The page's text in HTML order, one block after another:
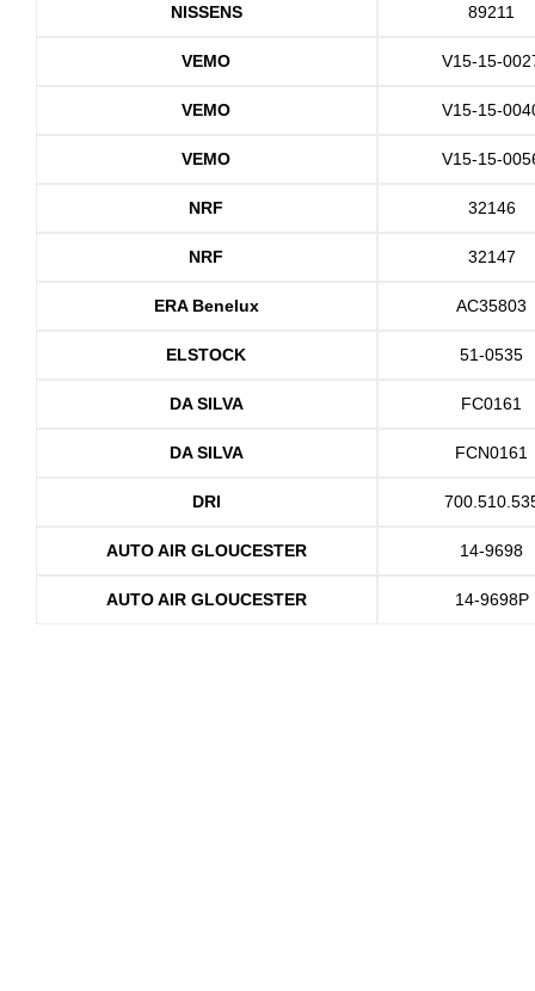
NISSENS 89211
VEMO V15-15-
VEMO V15-15-
VEMO V15-15-
NRF 32146
NRF 32147
ERA Benelux AC35803
ELSTOCK 51-0535
DA SILVA FC0161
DA SILVA FCN0161
DRI
AUTO AIR GLOUCESTER 14-9698
AUTO AIR GLOUCESTER 14-9698P